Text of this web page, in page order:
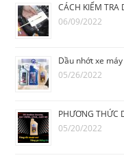
CÁCH KIỂM TRA
06/09/2022
Dầu nhớt xe
05/26/2022
PHƯƠNG THỨC
05/20/2022